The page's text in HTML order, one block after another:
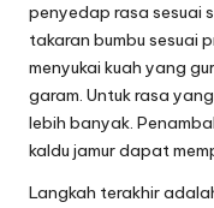
penyedap rasa sesuai
takaran bumbu sesuai
menyukai kuah yang
garam. Untuk rasa
lebih banyak.
kaldu jamur dapat
Langkah terakhir